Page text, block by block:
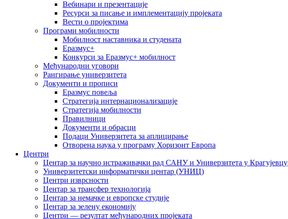
Вебинари и презентације
Ресурси за писање и имплементацију пројеката
Вести о пројектима
Програми мобилности
Мобилност наставника и студената
Еразмус+
Конкурси за Еразмус+ мобилност
Међународни уговори
Рангирање универзитета
Документи и прописи
Еразмус повеља
Стратегија интернационализације
Стратегија мобилности
Правилници
Документи и обрасци
Подаци Универзитета за аплицирање
Отворена наука у програму Хоризонт Европа
Центри
Центар за научно истраживачки рад САНУ и Универзитета у Крагујевцу
Универзитетски информатички центар (УНИЦ)
Центри изврсности
Центар за трансфер технологија
Центар за немачке и европске студије
Центар за зелену економију
Центри — резултат међународних пројеката